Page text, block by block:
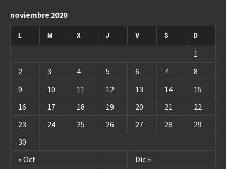
noviembre 2020
L M X J V S D
« Oct Dic »
1
2
3 4 5 6 7
8
9
10 11 12 13 14
15
16
17 18 19 20 21
22
23
24 25 26 27 28
29
30